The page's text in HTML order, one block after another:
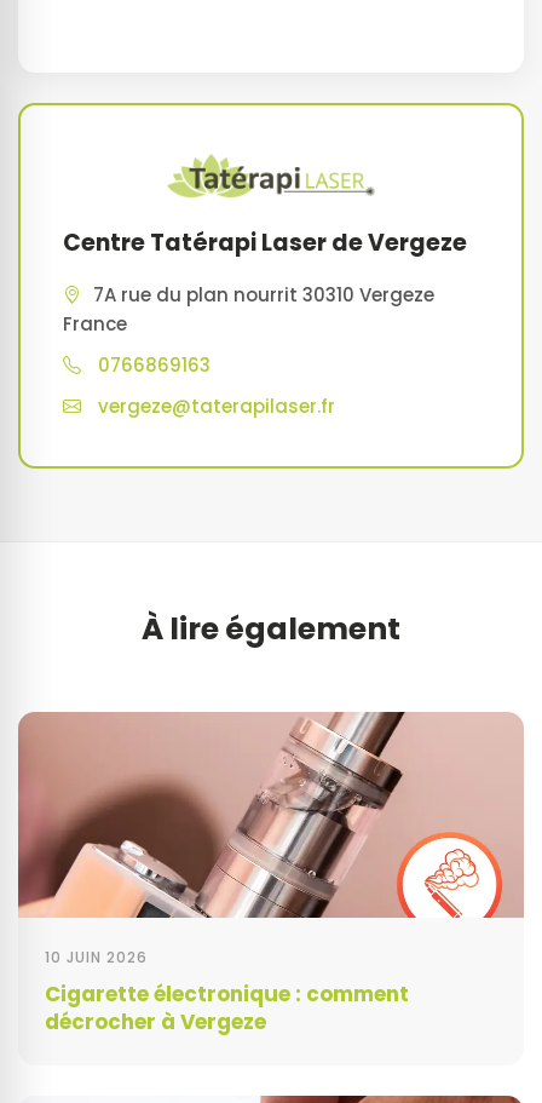
Centre Tatérapi Laser de Vergeze
7A rue du plan nourrit 30310 Vergeze
France
0766869163
vergeze@taterapilaser.fr
À lire également
10 JUIN 2026
Cigarette électronique : comment
décrocher à Vergeze